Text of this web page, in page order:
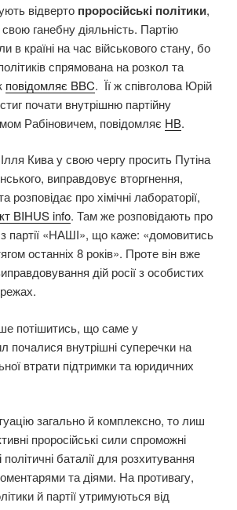
відверто проросійські політики,
ганебну діяльність. Партію
країні на час військового стану, бо
спрямована на розкол та
повідомляє BBC. Її ж співголова Юрій
почати внутрішню партійну
Рабіновичем, повідомляє НВ.
Кива у свою чергу просить Путіна
виправдовує вторгнення,
про хімічні лабораторії,
BIHUS info. Там же розповідають про
партії «НАШІ», що каже: «домовитись
останніх 8 років». Проте він вже
дій росії з особистих
потішитись, що саме у
почалися внутрішні суперечки на
втрати підтримки та юридичних
загально й комплексно, то лиш
проросійські сили спроможні
баталії для розхитування
та діями. На противагу,
й партії утримуються від